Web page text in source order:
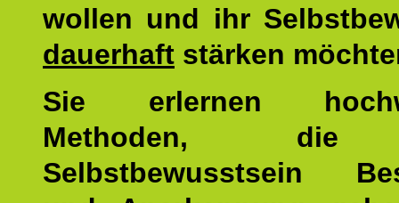
wollen und ihr
dauerhaft stärken
Sie erlernen
Methoden, die
Selbstbewusstsein